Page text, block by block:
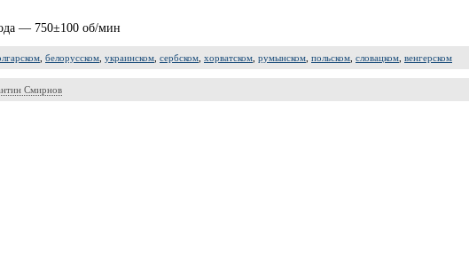
— 750±100 об/мин
белорусском украинском сербском хорватском румынском польском словацком венгерском
Смирнов